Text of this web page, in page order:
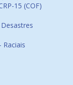
15 (COF)
Raciais